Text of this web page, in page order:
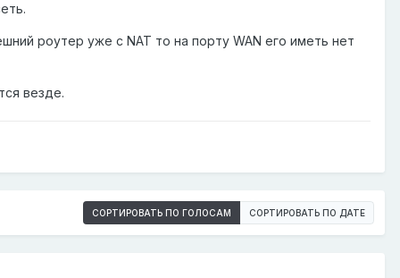
роутер уже с NAT то на порту WAN его иметь нет
везде.
СОРТИРОВАТЬ ПО ГОЛОСАМ СОРТИРОВАТЬ ПО ДАТЕ